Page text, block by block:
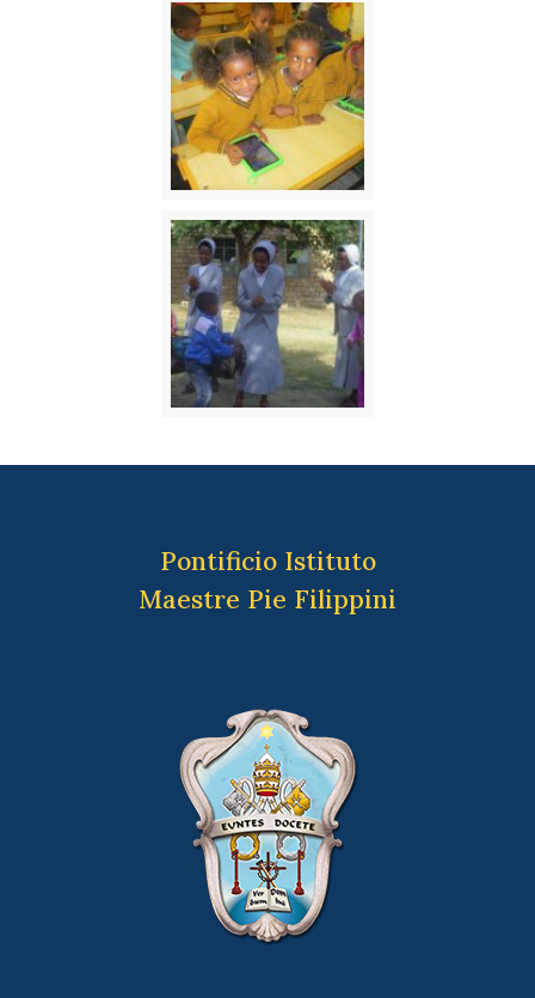
Pontificio Istituto
Maestre Pie Filippini